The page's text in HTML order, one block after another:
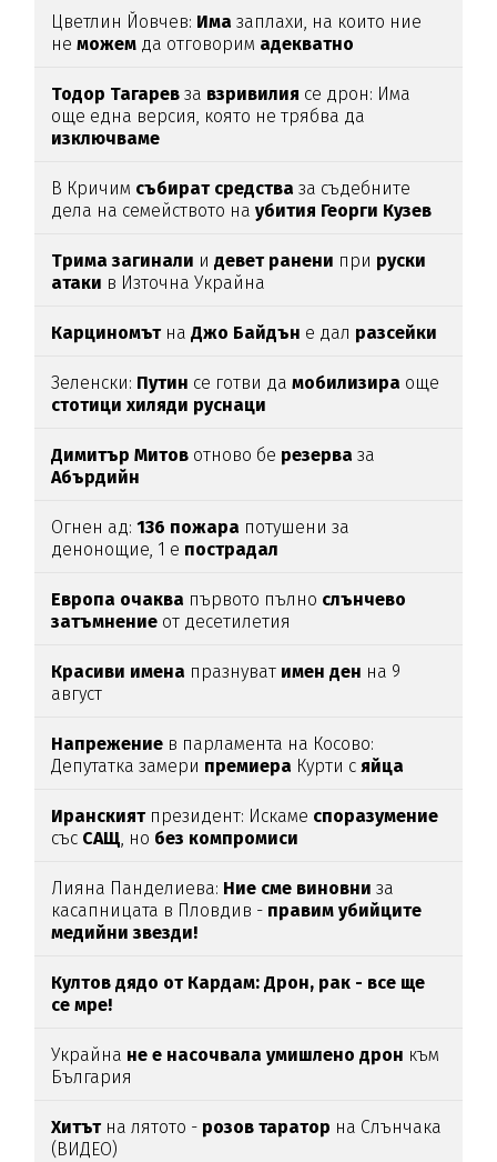
Цветлин Йовчев: Има заплахи, на които ние
неможем да отговорим адекватно
Тодор Тагарев за взривилия се дрон: Има
още една версия, която не трябва да
изключваме
В Кричим събират средства за съдебните
дела на семейството наубития Георги Кузев
Трима загинали идевет ранени при руски
атаки в Източна Украйна
КарциномътнаДжо Байдън е дал разсейки
Зеленски: Путин се готви дамобилизира още
стотици хиляди руснаци
Димитър Митов отново бе резерва за
Абърдийн
Огнен ад:136 пожара потушени за
денонощие, 1 е пострадал
Европа очаква първото пълно слънчево
затъмнение от десетилетия
Красиви имена празнуват имен ден на 9
август
Напрежение в парламента на Косово:
Депутатка замери премиера Курти сяйца
Иранскиятпрезидент: Искаме споразумение
със САЩ, но без компромиси
Лияна Панделиева: Ние сме виновниза
касапницата в Пловдив - правим убийците
медийни звезди!
Култов дядо от Кардам: Дрон, рак - все ще
се мре!
Украйна не е насочвала умишлено дрон към
България
Хитътна лятото - розов таратор на Слънчака
(ВИДЕО)